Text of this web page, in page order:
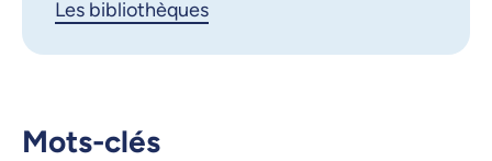
Les bibliothèques
Mots-clés